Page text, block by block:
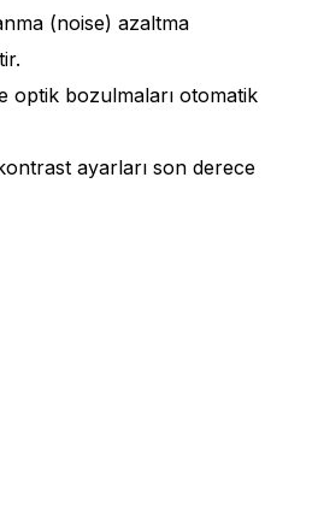
(noise) azaltma
optik bozulmaları otomatik
ayarları son derece